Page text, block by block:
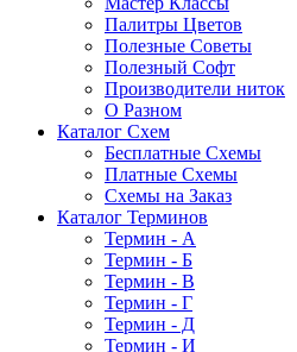
Палитры Цветов
Полезные Советы
Полезный Софт
Производители ниток
О Разном
Каталог Схем
Бесплатные Схемы
Платные Схемы
Схемы на Заказ
Каталог Терминов
Термин - А
Термин - Б
Термин - В
Термин - Г
Термин - Д
Термин - И